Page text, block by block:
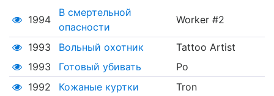
1994
В смертельной
опасности
Worker #2
1993 Вольный охотник
Tattoo Artist
1993
Готовый убивать
Po
1992
Кожаные куртки
Tron